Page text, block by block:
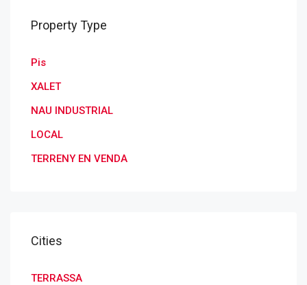
Property Type
Pis
XALET
NAU INDUSTRIAL
LOCAL
TERRENY EN VENDA
Cities
TERRASSA